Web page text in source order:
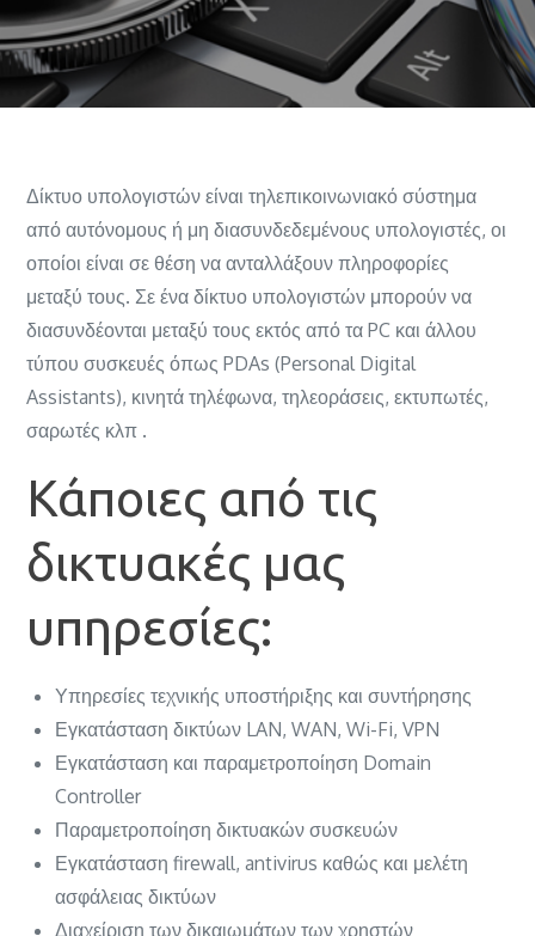
Δίκτυο υπολογιστών είναι τηλεπικοινωνιακό σύστημα
από αυτόνομους ή μη διασυνδεδεμένους υπολογιστές, οι
οποίοι είναι σε θέση να ανταλλάξουν πληροφορίες
μεταξύ τους. Σε ένα δίκτυο υπολογιστών μπορούν να
διασυνδέονται μεταξύ τους εκτός από τα PC και άλλου
τύπου συσκευές όπως PDAs (Personal Digital
Assistants), κινητά τηλέφωνα, τηλεοράσεις, εκτυπωτές,
σαρωτές κλπ .
Κάποιες από τις
δικτυακές μας
υπηρεσίες:
Υπηρεσίες τεχνικής υποστήριξης και συντήρησης
Εγκατάσταση δικτύων LAN, WAN, Wi-Fi, VPN
Εγκατάσταση και παραμετροποίηση Domain
Controller
Παραμετροποίηση δικτυακών συσκευών
Εγκατάσταση firewall, antivirus καθώς και μελέτη
ασφάλειας δικτύων
Διαχείριση των δικαιωμάτων των χρηστών